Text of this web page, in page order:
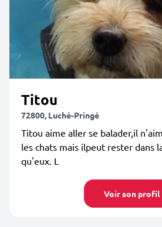
Titou
72800, Luché-Pringé
Titou aime aller se balader,il
les chats mais ilpeut rester dans
qu'eux. L
Voir son profil